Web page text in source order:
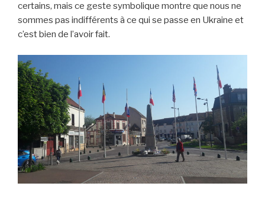
certains, mais ce geste symbolique montre que nous ne
sommes pas indifférents à ce qui se passe en Ukraine et
c’est bien de l’avoir fait.